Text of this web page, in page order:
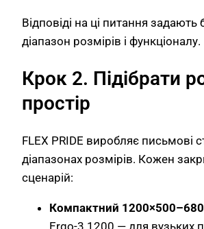
Відповіді на ці питання задають
діапазон розмірів і функціоналу.
Крок 2. Підібрати
простір
FLEX PRIDE виробляє письмові
діапазонах розмірів. Кожен
сценарій:
Компактний